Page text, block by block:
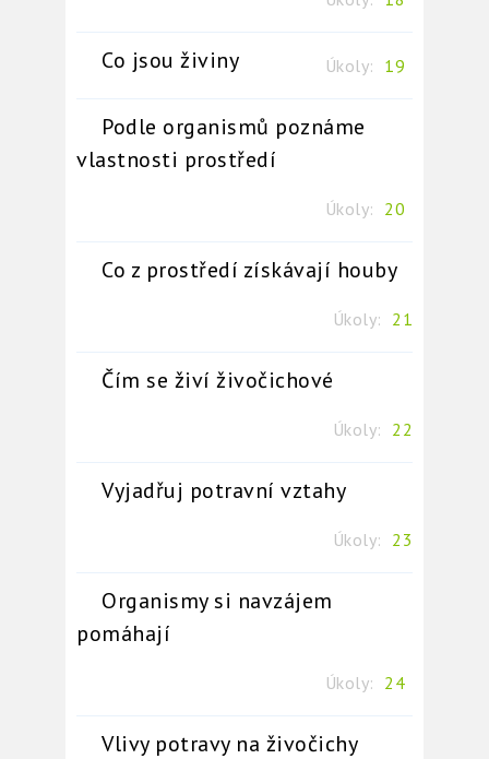
Co jsou živiny Úkoly: 19
Podle organismů poznáme
vlastnosti prostředí
Úkoly: 20
Co z prostředí získávají houby
Úkoly: 21
Čím se živí živočichové
Úkoly: 22
Vyjadřuj potravní vztahy
Úkoly: 23
Organismy si navzájem
pomáhají
Úkoly: 24
Vlivy potravy na živočichy